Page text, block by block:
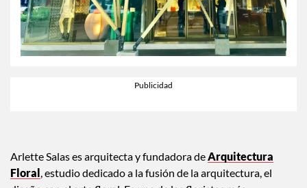
Arlette Salas es arquitecta y fundadora deArquitectura